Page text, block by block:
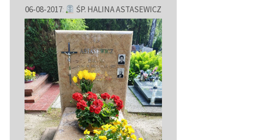
06-08-2017: ŚP. HALINA ASTASEWICZ